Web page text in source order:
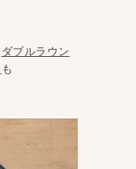
ダブルラウン
も